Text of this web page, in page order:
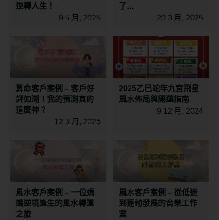
逆轉人生！
9 5 月, 2025
了…
20 3 月, 2025
算命客戶案例 – 客戶好
評如潮！我的預測真的
這麼神？
12 3 月, 2025
2025乙巳蛇年九宮飛星
風水佈局與開運指南
9 12 月, 2024
風水客戶案例 – 一位媽
媽逆境逢生的風水轉運
之旅
風水客戶案例 – 從低迷
到蓬勃發展的音樂工作
室